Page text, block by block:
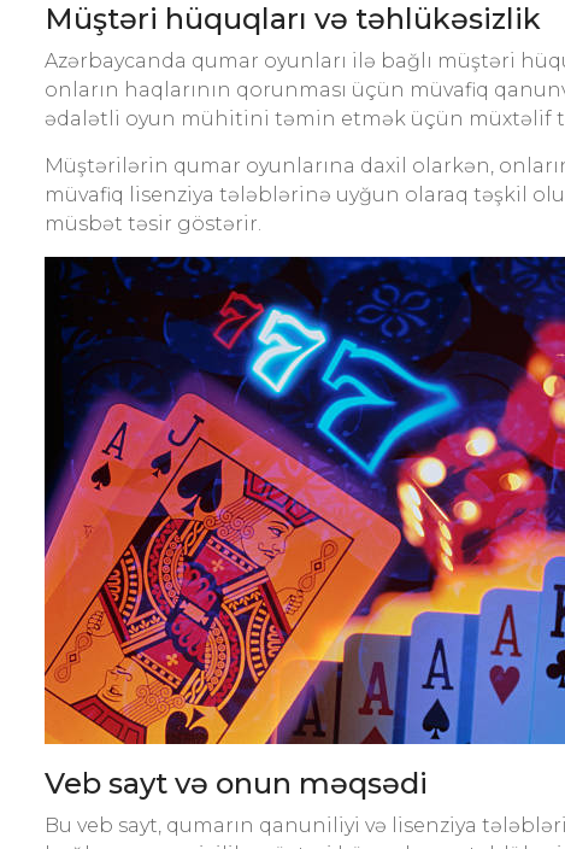
Müştəri hüquqları və təhlükəsizlik
Azərbaycanda qumar oyunları ilə bağlı müştəri
onların haqlarının qorunması üçün müvafiq
ədalətli oyun mühitini təmin etmək üçün müxtəlif
Müştərilərin qumar oyunlarına daxil olarkən,
müvafiq lisenziya tələblərinə uyğun olaraq təşkil
müsbət təsir göstərir.
Veb sayt və onun məqsədi
Bu veb sayt, qumarın qanuniliyi və lisenziya